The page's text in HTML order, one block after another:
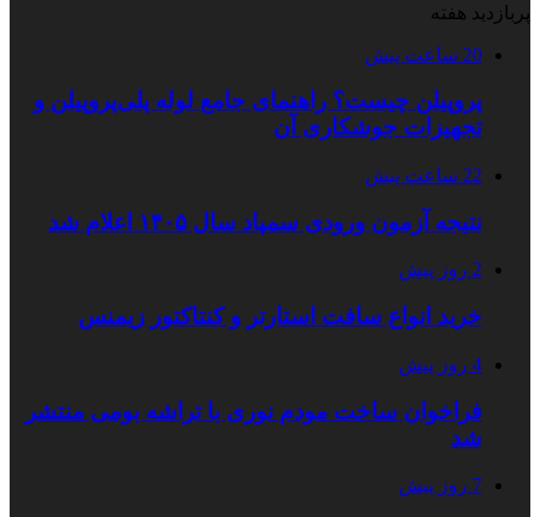
پربازدید هفته
20 ساعت پیش
پروپیلن چیست؟ راهنمای جامع لوله پلی‌پروپیلن و
تجهیزات جوشکاری آن
22 ساعت پیش
نتیجه آزمون ورودی سمپاد سال ۱۴۰۵ اعلام شد
2 روز پیش
خرید انواع سافت استارتر و کنتاکتور زیمنس
4 روز پیش
فراخوان ساخت مودم نوری با تراشه بومی منتشر
شد
7 روز پیش